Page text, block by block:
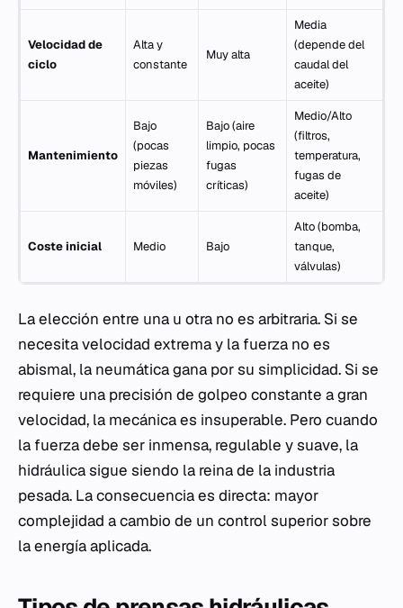
Velocidad de
ciclo
Alta y
constante
Muy alta
Media
(depende del
caudal del
aceite)
Mantenimiento
Bajo
(pocas
piezas
móviles)
Bajo (aire
limpio, pocas
fugas
críticas)
Medio/Alto
(filtros,
temperatura,
fugas de
aceite)
Coste inicial Medio Bajo
Alto (bomba,
tanque,
válvulas)
La elección entre una u otra no es arbitraria. Si se
necesita velocidad extrema y la fuerza no es
abismal, la neumática gana por su simplicidad. Si se
requiere una precisión de golpeo constante a gran
velocidad, la mecánica es insuperable. Pero cuando
la fuerza debe ser inmensa, regulable y suave, la
hidráulica sigue siendo la reina de la industria
pesada. La consecuencia es directa: mayor
complejidad a cambio de un control superior sobre
la energía aplicada.